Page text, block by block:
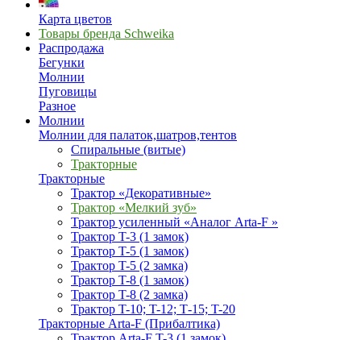
Карта цветов
Товары бренда Schweika
Распродажа
Бегунки
Молнии
Пуговицы
Разное
Молнии
Молнии для палаток,шатров,тентов
Спиральные (витые)
Тракторные
Тракторные
Трактор «Декоративные»
Трактор «Мелкий зуб»
Трактор усиленный «Аналог Arta-F »
Трактор T-3 (1 замок)
Трактор T-5 (1 замок)
Трактор T-5 (2 замка)
Трактор T-8 (1 замок)
Трактор T-8 (2 замка)
Трактор T-10; T-12; Т-15; T-20
Тракторные Arta-F (Прибалтика)